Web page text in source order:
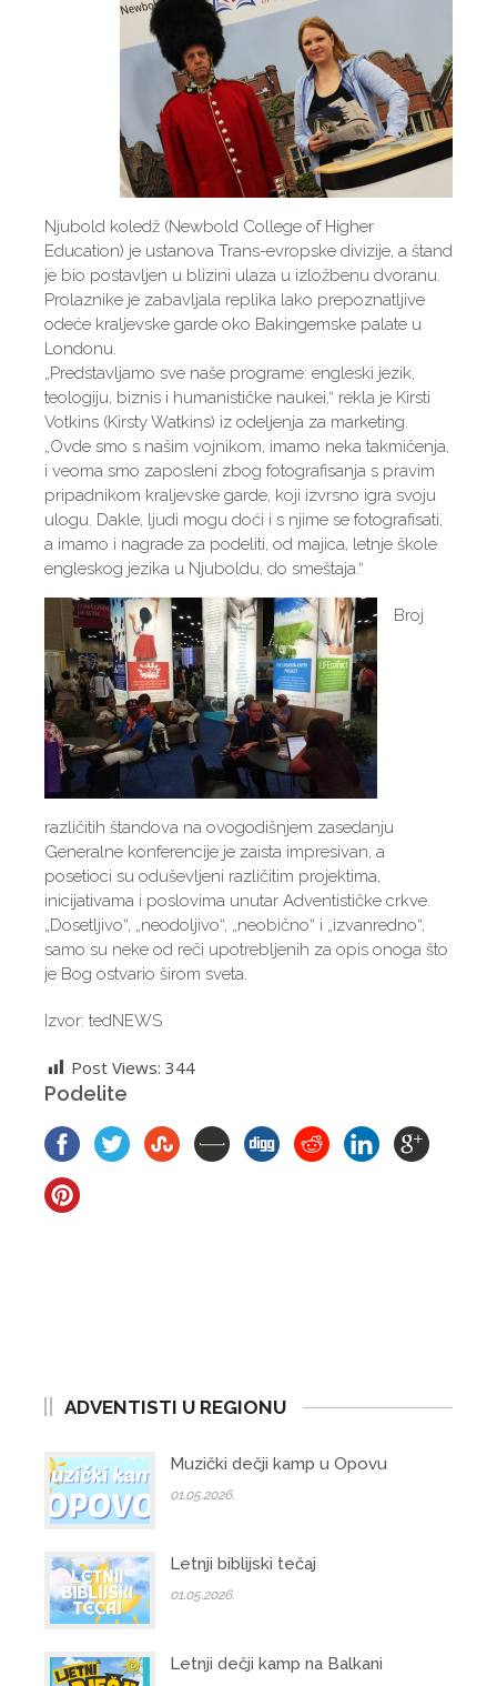
Njubold koledž (Newbold College of Higher
Education) je ustanova Trans-evropske divizije, a štand
je bio postavljen u blizini ulaza u izložbenu dvoranu.
Prolaznike je zabavljala replika lako prepoznatljive
odeće kraljevske garde oko Bakingemske palate u
Londonu.
„Predstavljamo sve naše programe: engleski jezik,
teologiju, biznis i humanističke naukei,“ rekla je Kirsti
Votkins (Kirsty Watkins) iz odeljenja za marketing.
„Ovde smo s našim vojnikom, imamo neka takmičenja,
i veoma smo zaposleni zbog fotografisanja s pravim
pripadnikom kraljevske garde, koji izvrsno igra svoju
ulogu. Dakle, ljudi mogu doći i s njime se fotografisati,
a imamo i nagrade za podeliti, od majica, letnje škole
engleskog jezika u Njuboldu, do smeštaja.“
Broj
različitih štandova na ovogodišnjem zasedanju
Generalne konferencije je zaista impresivan, a
posetioci su oduševljeni različitim projektima,
inicijativama i poslovima unutar Adventističke crkve.
„Dosetljivo“, „neodoljivo“, „neobično“ i „izvanredno“,
samo su neke od reči upotrebljenih za opis onoga što
je Bog ostvario širom sveta.
Izvor: tedNEWS
Post Views: 344
Podelite
ADVENTISTI U REGIONU
Muzički dečji kamp u Opovu
01.05.2026.
Letnji biblijski tečaj
01.05.2026.
Letnji dečji kamp na Balkani